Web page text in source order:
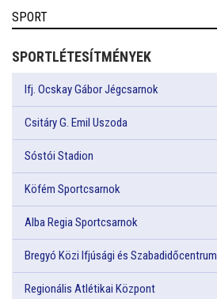
SPORT
SPORTLÉTESÍTMÉNYEK
Ifj. Ocskay Gábor Jégcsarnok
Csitáry G. Emil Uszoda
Sóstói Stadion
Köfém Sportcsarnok
Alba Regia Sportcsarnok
Bregyó Közi Ifjúsági és Szabadidőcentrum
Regionális Atlétikai Központ